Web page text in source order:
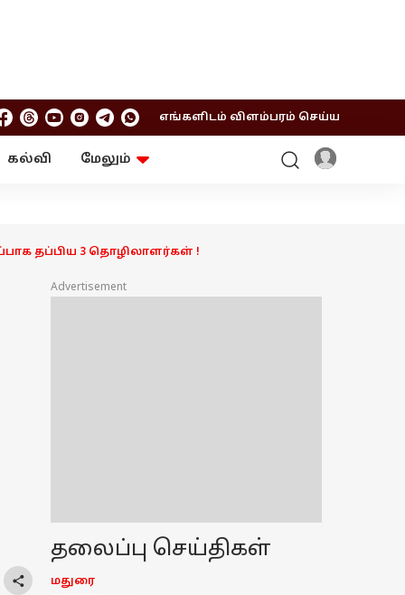
எங்களிடம் விளம்பரம் செய்ய
கல்வி
மேலும்
தப்பிய 3 தொழிலாளர்கள் !
Advertisement
தலைப்பு செய்திகள்
மதுரை